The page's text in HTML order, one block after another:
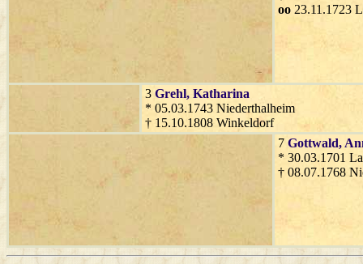
oo 23.11.1723
3 Grehl, Katharina
* 05.03.1743 Niederthalheim
† 15.10.1808 Winkeldorf
7 Gottwald,
* 30.03.1701
† 08.07.1768